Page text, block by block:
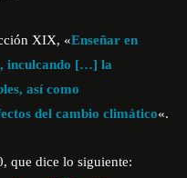
XIX, «Enseñar en
inculcando […] la
así como
del cambio climático«.
que dice lo siguiente: